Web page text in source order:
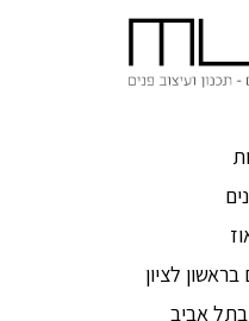
לציון
אביב